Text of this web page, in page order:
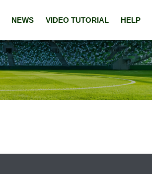
NEWS VIDEO TUTORIAL HELP